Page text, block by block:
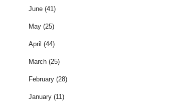
June (41)
May (25)
April (44)
March (25)
February (28)
January (11)